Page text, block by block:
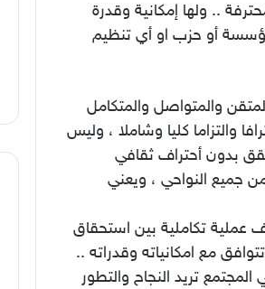
.. ولها إمكانية وقدرة
أو حزب او أي تنظيم
والمتواصل والمتكامل
والتزاما كليا وشاملا ، وليس
بدون أحتراف ثقافي
جميع النواحي ، ويعني
عملية تكاملية بين استحقاق
مع امكانياته وقدراته ..
تريد النجاح والتطور